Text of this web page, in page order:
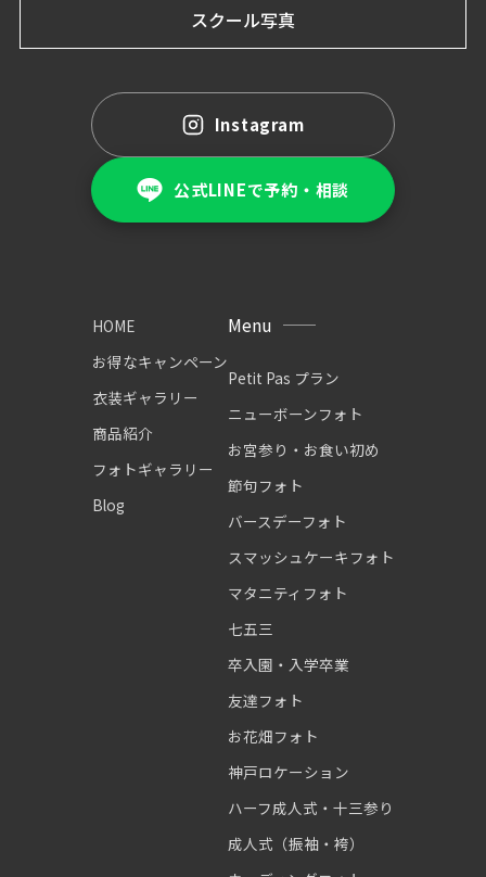
スクール写真
Instagram
公式LINEで予約・相談
HOME
お得なキャンペーン
衣装ギャラリー
商品紹介
フォトギャラリー
Blog
Menu
Petit Pas プラン
ニューボーンフォト
お宮参り・お食い初め
節句フォト
バースデーフォト
スマッシュケーキフォト
マタニティフォト
七五三
卒入園・入学卒業
友達フォト
お花畑フォト
神戸ロケーション
ハーフ成人式・十三参り
成人式（振袖・袴）